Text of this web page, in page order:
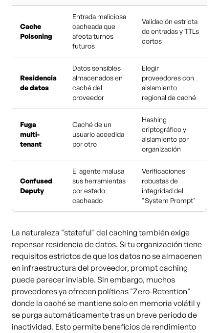
Cache
Poisoning
Entrada maliciosa
cacheada que
afecta turnos
futuros
Validación estricta
de entradas y TTLs
cortos
Residencia
de datos
Datos sensibles
almacenados en
caché del
proveedor
Elegir
proveedores con
aislamiento
regional de caché
Fuga
multi-
tenant
Caché de un
usuario accedida
por otro
Hashing
criptográfico y
aislamiento por
organización
Confused
Deputy
El agente malusa
sus herramientas
por estado
cacheado
Verificaciones
robustas de
integridad del
"System Prompt"
La naturaleza "stateful" del caching también exige
repensar residencia de datos. Si tu organización tiene
requisitos estrictos de que los datos no se almacenen
en infraestructura del proveedor, prompt caching
puede parecer inviable. Sin embargo, muchos
proveedores ya ofrecen políticas "Zero-Retention"
donde la caché se mantiene solo en memoria volátil y
se purga automáticamente tras un breve periodo de
inactividad. Esto permite beneficios de rendimiento